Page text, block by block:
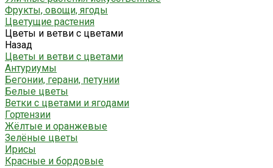
Фрукты, овощи, ягоды
Цветущие растения
Цветы и ветви с цветами
Назад
Цветы и ветви с цветами
Антуриумы
Бегонии, герани, петунии
Белые цветы
Ветки с цветами и ягодами
Гортензии
Жёлтые и оранжевые
Зелёные цветы
Ирисы
Красные и бордовые